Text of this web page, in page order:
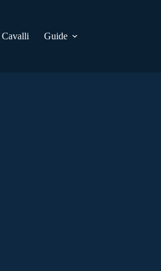
Cavalli Guide